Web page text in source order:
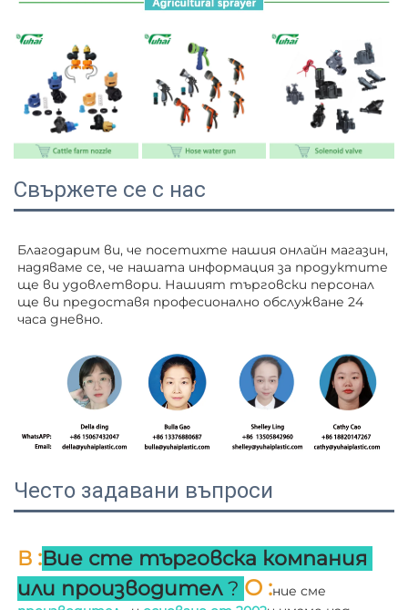
Свържете се с нас
Благодарим ви, че посетихте нашия онлайн магазин,
надяваме се, че нашата информация за продуктите
ще ви удовлетвори. Нашият търговски персонал
ще ви предоставя професионално обслужване 24
часа дневно.
Често задавани въпроси
В :Вие сте търговска компания
или производител ? О :